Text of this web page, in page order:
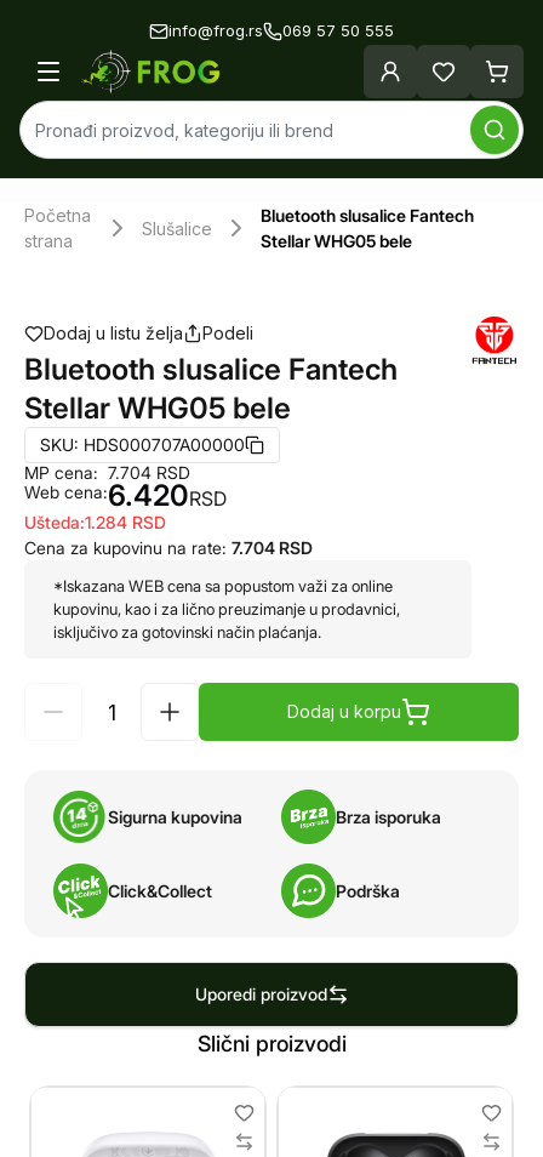
info@frog.rs 069 57 50 555
Početna
strana
Slušalice
Bluetooth slusalice Fantech
Stellar WHG05 bele
Dodaj u listu želja Podeli
Bluetooth slusalice Fantech
Stellar WHG05 bele
SKU: HDS000707A00000
MP cena:
Web cena:
7.704 RSD
6.420RSD
Ušteda:1.284 RSD
Cena za kupovinu na rate: 7.704 RSD
*Iskazana WEB cena sa popustom važi za online
kupovinu, kao i za lično preuzimanje u prodavnici,
isključivo za gotovinski način plaćanja.
Dodaj u korpu
Sigurna kupovina Brza isporuka
Click&Collect Podrška
Uporedi proizvod
Slični proizvodi